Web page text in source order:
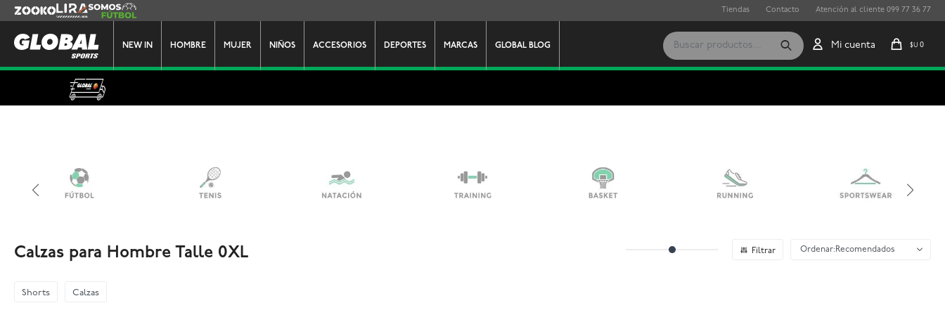
NEW IN HOMBRE MUJER NIÑOS ACCESORIOS DEPORTES MARCAS GLOBAL BLOG $U 0
Zooko Lira Somos Futbol Tiendas Contacto Atención al cliente 099 77 36 77
Calzas para Hombre Talle 0XL Recomendados
Shorts Calzas